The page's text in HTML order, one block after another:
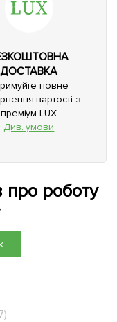
ДОСТАВКА
повне
вартості з
преміум LUX
Див. умови
про роботу